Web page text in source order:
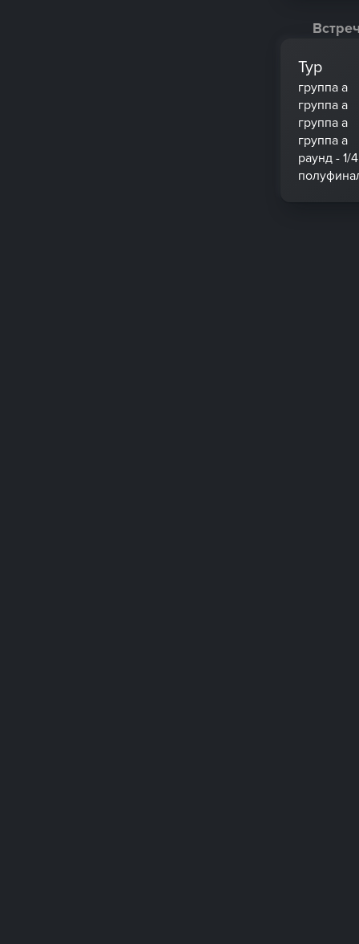
Тур
группа a
группа a
группа a
группа a
раунд - 1/4